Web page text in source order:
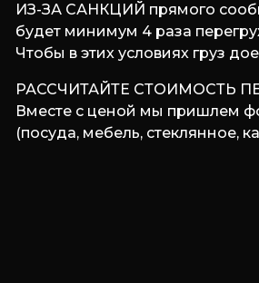
ИЗ-ЗА САНКЦИЙ прямого
будет минимум 4 раза
Чтобы в этих условиях груз
РАССЧИТАЙТЕ СТОИМОСТЬ
Вместе с ценой мы пришлем
(посуда, мебель, стеклянное,